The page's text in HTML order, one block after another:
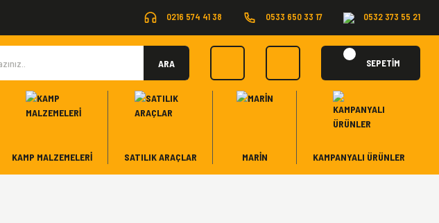
0216 574 41 38 0533 650 33 17 0532 373 55 21
ARA SEPETİM
KAMP MALZEMELERI SATILIK ARAÇLAR MARİN KAMPANYALI ÜRÜNLER